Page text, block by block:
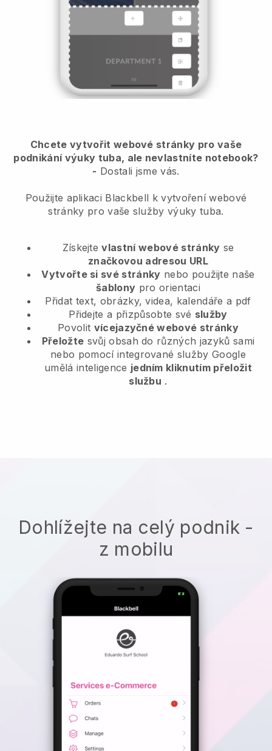
Chcete vytvořit webové stránky pro vaše
podnikání výuky tuba, ale nevlastníte notebook?
- Dostali jsme vás.
Použijte aplikaci Blackbell k vytvoření webové
stránky pro vaše služby výuky tuba.
Získejtevlastní webové stránky se
značkovou adresou URL
Vytvořte si své stránky nebo použijte naše
šablony pro orientaci
Přidat text, obrázky, videa, kalendáře a pdf
Přidejte a přizpůsobte své služby
Povolit vícejazyčné webové stránky
Přeložte svůj obsah do různých jazyků sami
nebo pomocí integrované služby Google
umělá inteligence jedním kliknutím přeložit
službu .
Dohlížejte na celý podnik -
z mobilu